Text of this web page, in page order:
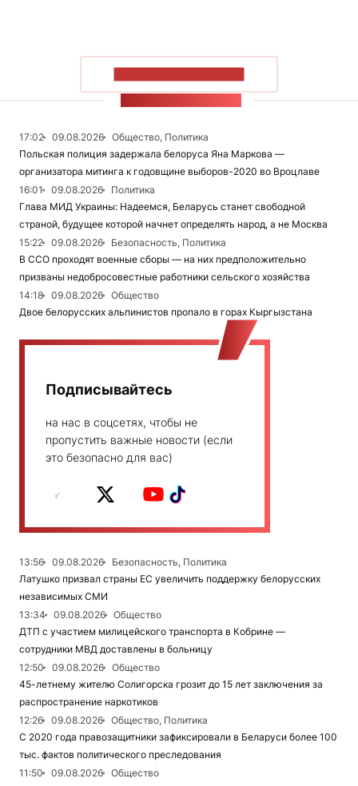
17:02 09.08.2026
Общество, Политика
Польская полиция задержала белоруса Яна Маркова —
организатора митинга к годовщине выборов-2020 во Вроцлаве
16:01
09.08.2026
Политика
Глава МИД Украины: Надеемся, Беларусь станет свободной
страной, будущее которой начнет определять народ, а не Москва
15:22
09.08.2026
Безопасность, Политика
В ССО проходят военные сборы — на них предположительно
призваны недобросовестные работники сельского хозяйства
14:18
09.08.2026
Общество
Двое белорусских альпинистов пропало в горах Кыргызстана
Подписывайтесь
на нас в соцсетях, чтобы не
пропустить важные новости (если
это безопасно для вас)
13:56 09.08.2026
Безопасность, Политика
Латушко призвал страны ЕС увеличить поддержку белорусских
независимых СМИ
13:34
09.08.2026
Общество
ДТП с участием милицейского транспорта в Кобрине —
сотрудники МВД доставлены в больницу
12:50
09.08.2026
Общество
45-летнему жителю Солигорска грозит до 15 лет заключения за
распространение наркотиков
12:26
09.08.2026
Общество, Политика
С 2020 года правозащитники зафиксировали в Беларуси более 100
тыс. фактов политического преследования
11:50
09.08.2026
Общество